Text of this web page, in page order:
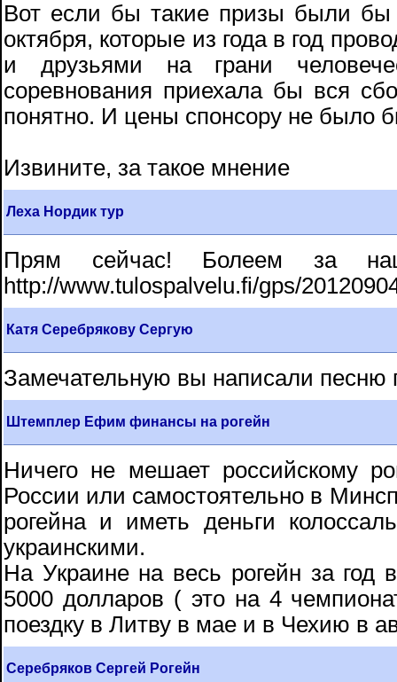
Вот если бы такие призы были бы
октября, которые из года в год
и друзьями на грани
соревнования приехала бы вся
понятно. И цены спонсору не было
Извините, за такое мнение
Леха Нордик тур
Прям сейчас! Болеем за
http://www.tulospalvelu.fi/gps/
Катя Серебрякову Сергую
Замечательную вы написали песню
Штемплер Ефим финансы на рогейн
Ничего не мешает российскому
России или самостоятельно в
рогейна и иметь деньги
украинскими.
На Украине на весь рогейн за год
5000 долларов ( это на 4
поездку в Литву в мае и в Чехию в
Серебряков Сергей Рогейн